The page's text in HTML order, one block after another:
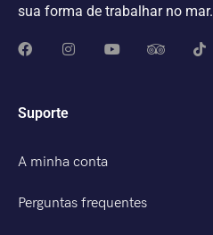
sua forma de trabalhar no mar.
Suporte
A minha conta
Perguntas frequentes